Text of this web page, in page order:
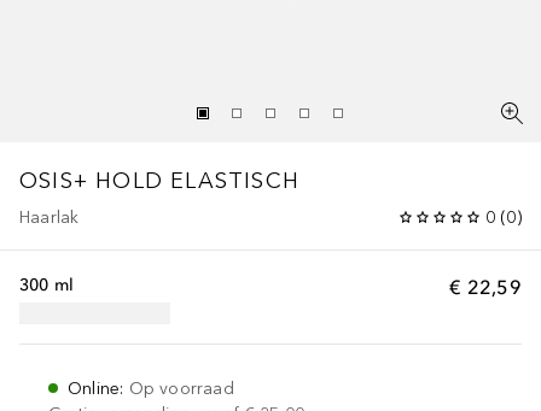
OSIS+ HOLD ELASTISCH
Haarlak 0 (0)
€ 22,59
300 ml
Online: Op voorraad